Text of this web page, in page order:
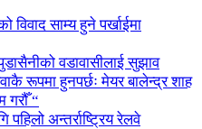
विवाद साम्य हुने पर्खाईमा
वडावासीलाई सुझाव
रूपमा हुनपर्छः मेयर बालेन्द्र शाह
“
अन्तर्राष्ट्रिय रेलवे